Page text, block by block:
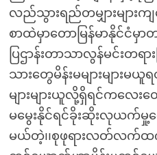
လည်သွားရည်တမျှားများ
စာထဲမှာတောမြန်မာနိုင်ငံ
ပြဌာန်းတာသာလွန်မင်းတရ
သားတွေမိန်းမများများမ
များများယူလို့ရှိရင်ကလေးတွေ
မမွေးနိုင်ရင်ခိုးဆိုးလုယက်မှု့တွ
မယ်တဲ့၊၊စုဖုရားလတ်လက်ထ